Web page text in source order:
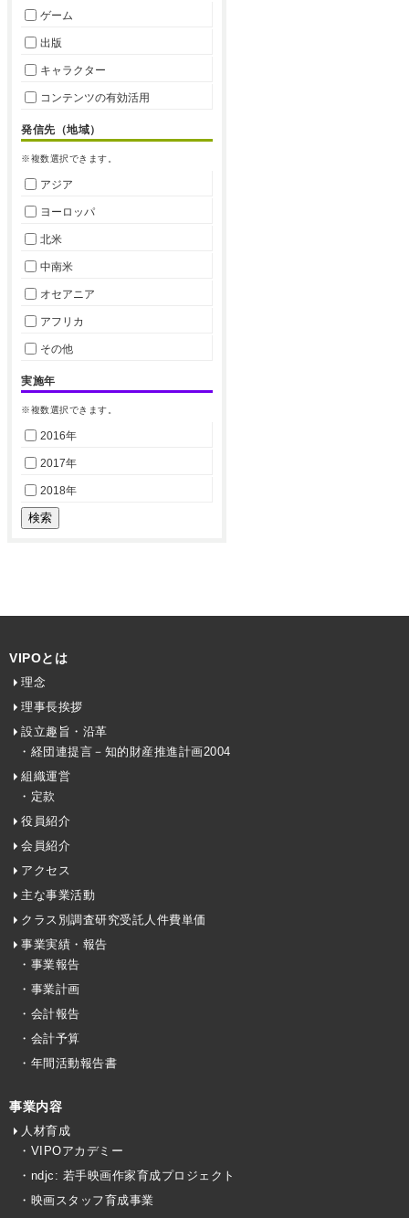
ゲーム
出版
キャラクター
コンテンツの有効活用
発信先（地域）
※複数選択できます。
アジア
ヨーロッパ
北米
中南米
オセアニア
アフリカ
その他
実施年
※複数選択できます。
2016年
2017年
2018年
VIPOとは
理念
理事長挨拶
設立趣旨・沿革
・経団連提言－知的財産推進計画2004
組織運営
・定款
役員紹介
会員紹介
アクセス
主な事業活動
クラス別調査研究受託人件費単価
事業実績・報告
・事業報告
・事業計画
・会計報告
・会計予算
・年間活動報告書
事業内容
人材育成
・VIPOアカデミー
・ndjc: 若手映画作家育成プロジェクト
・映画スタッフ育成事業